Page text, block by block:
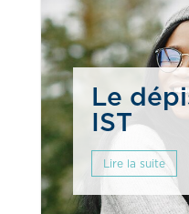
Le
IST
Lire la suite